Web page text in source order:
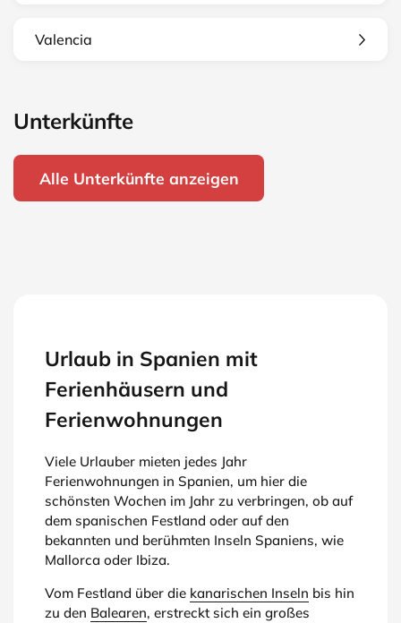
Valencia
Unterkünfte
Alle Unterkünfte anzeigen
Urlaub in Spanien mit
Ferienhäusern und
Ferienwohnungen
Viele Urlauber mieten jedes Jahr
Ferienwohnungen in Spanien, um hier die
schönsten Wochen im Jahr zu verbringen, ob auf
dem spanischen Festland oder auf den
bekannten und berühmten Inseln Spaniens, wie
Mallorca oder Ibiza.
Vom Festland über die kanarischen Inseln bis hin
zu den Balearen, erstreckt sich ein großes